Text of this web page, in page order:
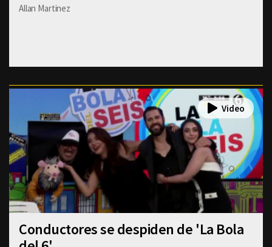
Allan Martinez
Conductores se despiden de 'La Bola